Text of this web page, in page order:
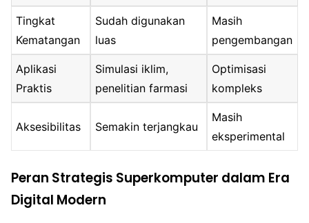
Tingkat
Kematangan
Sudah digunakan
luas
Masih
pengembangan
Aplikasi
Praktis
Simulasi iklim,
penelitian farmasi
Optimisasi
kompleks
Aksesibilitas Semakin terjangkau
Masih
eksperimental
Peran Strategis Superkomputer dalam Era
Digital Modern